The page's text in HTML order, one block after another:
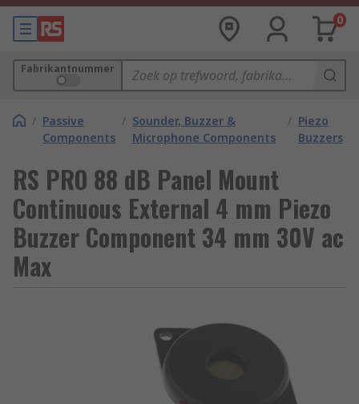
0
Fabrikantnummer
/ Passive
Components
/ Sounder, Buzzer &
Microphone Components
/ Piezo
Buzzers
RS PRO 88 dB Panel Mount
Continuous External 4 mm Piezo
Buzzer Component 34 mm 30V ac
Max